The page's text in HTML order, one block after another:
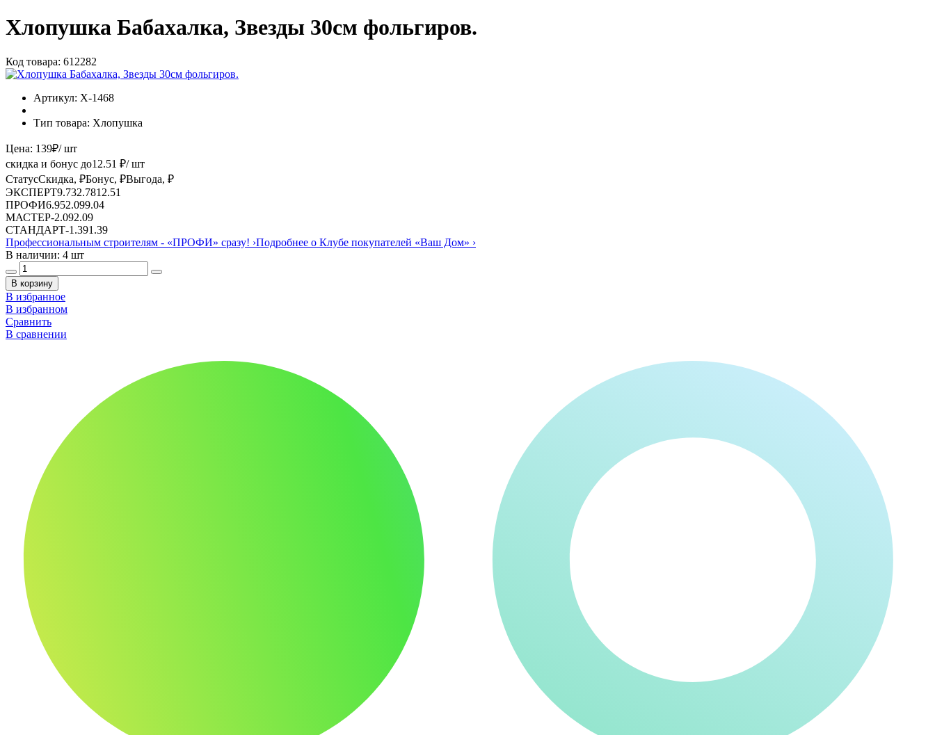
Хлопушка Бабахалка, Звезды 30см фольгиров.
Код товара: 612282
Артикул: Х-1468
Тип товара: Хлопушка
Цена: 139₽/ шт
скидка и бонус до12.51 ₽/ шт
СтатусСкидка, ₽Бонус, ₽Выгода, ₽
ЭКСПЕРТ9.732.7812.51
ПРОФИ6.952.099.04
МАСТЕР-2.092.09
СТАНДАРТ-1.391.39
Профессиональным строителям - «ПРОФИ» сразу! ›Подробнее о Клубе покупателей «Ваш Дом» ›
В наличии: 4 шт
В корзину
В избранное
В избранном
Сравнить
В сравнении